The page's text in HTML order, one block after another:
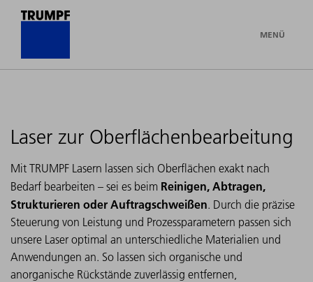
MENÜ
Laser zur Oberflächenbearbeitung
Mit TRUMPF Lasern lassen sich Oberflächen exakt nach
Bedarf bearbeiten – sei es beim Reinigen, Abtragen,
Strukturieren oder Auftragschweißen. Durch die präzise
Steuerung von Leistung und Prozessparametern passen sich
unsere Laser optimal an unterschiedliche Materialien und
Anwendungen an. So lassen sich organische und
anorganische Rückstände zuverlässig entfernen,